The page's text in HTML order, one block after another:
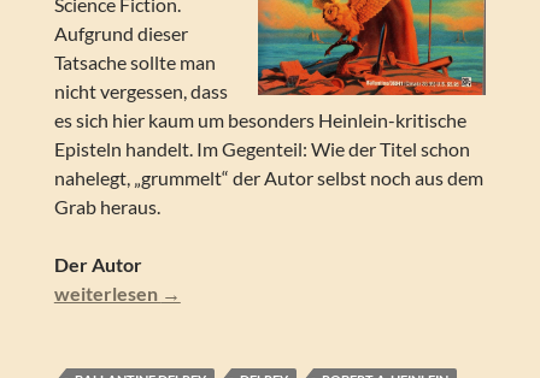
Aufgrund dieser
Tatsache sollte man
nicht vergessen, dass
es sich hier kaum um besonders Heinlein-kritische
Episteln handelt. Im Gegenteil: Wie der Titel schon
nahelegt, „grummelt“ der Autor selbst noch aus dem
Grab heraus.
Der Autor
Robert A. Heinlein – Grumbles from the Grave. The
weiterlesen →